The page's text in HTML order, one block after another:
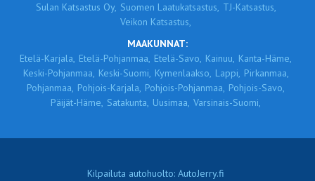
Sulan Katsastus Oy, Suomen Laatukatsastus, TJ-Katsastus,
Veikon Katsastus,
MAAKUNNAT:
Etelä-Karjala, Etelä-Pohjanmaa, Etelä-Savo, Kainuu, Kanta-Häme,
Keski-Pohjanmaa, Keski-Suomi, Kymenlaakso, Lappi, Pirkanmaa,
Pohjanmaa, Pohjois-Karjala, Pohjois-Pohjanmaa, Pohjois-Savo,
Päijät-Häme, Satakunta, Uusimaa, Varsinais-Suomi,
Kilpailuta autohuolto: AutoJerry.fi